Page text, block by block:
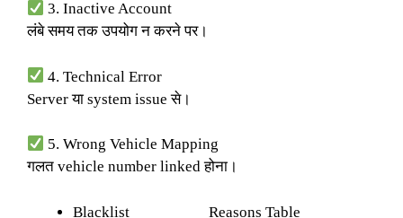
3. Inactive Account
लंबे समय तक उपयोग न करने पर।
4. Technical Error
Server या system issue से।
5. Wrong Vehicle Mapping
गलत vehicle number linked होना।
Blacklist Reasons Table